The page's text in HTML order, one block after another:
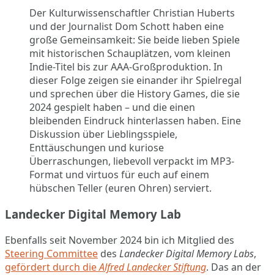
Der Kulturwissenschaftler Christian Huberts
und der Journalist Dom Schott haben eine
große Gemeinsamkeit: Sie beide lieben Spiele
mit historischen Schauplätzen, vom kleinen
Indie-Titel bis zur AAA-Großproduktion. In
dieser Folge zeigen sie einander ihr Spielregal
und sprechen über die History Games, die sie
2024 gespielt haben – und die einen
bleibenden Eindruck hinterlassen haben. Eine
Diskussion über Lieblingsspiele,
Enttäuschungen und kuriose
Überraschungen, liebevoll verpackt im MP3-
Format und virtuos für euch auf einem
hübschen Teller (euren Ohren) serviert.
Landecker Digital Memory Lab
Ebenfalls seit November 2024 bin ich Mitglied des
Steering Committee des Landecker Digital Memory Labs,
gefördert durch dieAlfred Landecker Stiftung. Das an der